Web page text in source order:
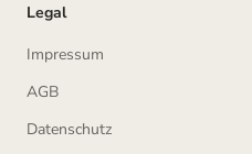
Legal
Impressum
AGB
Datenschutz